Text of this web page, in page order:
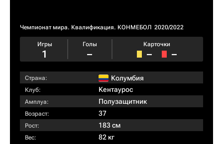
Чемпионат мира. Квалификация. КОНМЕБОЛ 2020/2022
Игры
1
Голы
–
Карточки
– –
Страна: Колумбия
Клуб: Kентаурос
Амплуа: Полузащитник
Возраст: 37
Рост: 183 см
Вес: 82 кг